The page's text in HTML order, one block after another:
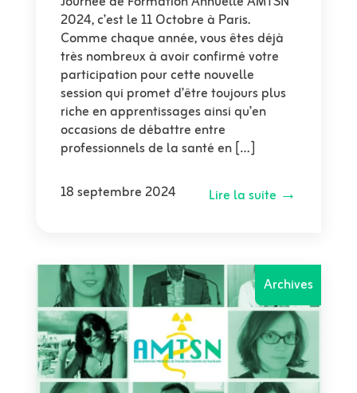
2024, c’est le 11 Octobre à Paris.
Comme chaque année, vous êtes déjà
très nombreux à avoir confirmé votre
participation pour cette nouvelle
session qui promet d’être toujours plus
riche en apprentissages ainsi qu’en
occasions de débattre entre
professionnels de la santé en […]
18 septembre 2024
Lire la suite →
Archives